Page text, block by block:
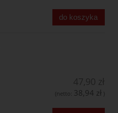
do koszyka
(netto: 38,94 zł )